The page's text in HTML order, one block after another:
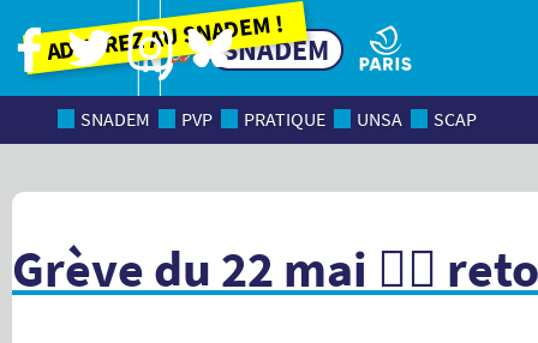
Adhérez au SNADEM !
SNADEM
SNADEM PVP PRATIQUE UNSA SCAP
Grève du 22 mai 👉🏻